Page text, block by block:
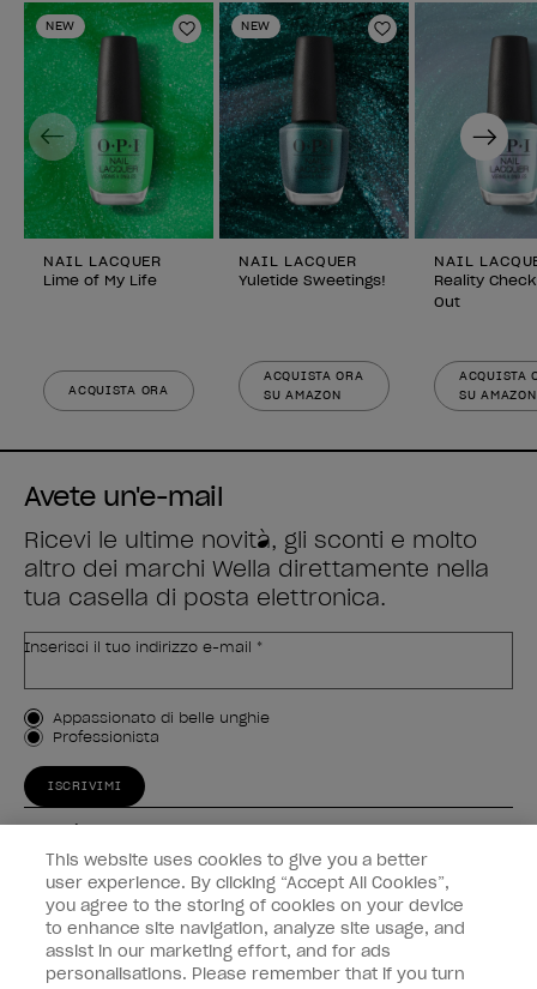
NEW
Aggiungi alla lista dei desideri
NAIL LACQUER
Lime of My Life
ACQUISTA ORA
NEW
Aggiungi alla
NAIL LACQUER
Yuletide Sweetings!
ACQUISTA ORA
SU AMAZON
NAIL
Reality
Out
ACQUISTA
SU AMAZON
Previous Next
Avete un'e-mail
Ricevi le ultime novità, gli sconti e molto
altro dei marchi Wella direttamente nella
tua casella di posta elettronica.
Inserisci il tuo indirizzo e-mail *
Tipo di cliente
Appassionato di belle unghie
Professionista
ISCRIVIMI
Esperienza
Collegati
Informazioni sul cliente
This website uses cookies to give you a better
user experience. By clicking “Accept All Cookies”,
you agree to the storing of cookies on your device
to enhance site navigation, analyze site usage, and
assist in our marketing effort, and for ads
personalisations. Please remember that if you turn